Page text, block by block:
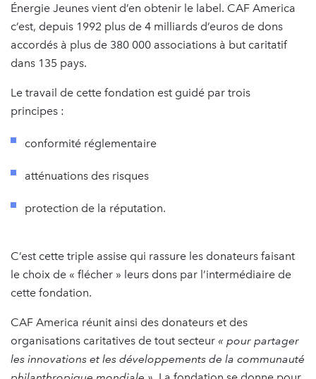
Énergie Jeunes vient d’en obtenir le label. CAF America
c’est, depuis 1992 plus de 4 milliards d’euros de dons
accordés à plus de 380 000 associations à but caritatif
dans 135 pays.
Le travail de cette fondation est guidé par trois
principes :
conformité réglementaire
atténuations des risques
protection de la réputation.
C’est cette triple assise qui rassure les donateurs faisant
le choix de « flécher » leurs dons par l’intermédiaire de
cette fondation.
CAF America réunit ainsi des donateurs et des
organisations caritatives de tout secteur « pour partager
les innovations et les développements de la communauté